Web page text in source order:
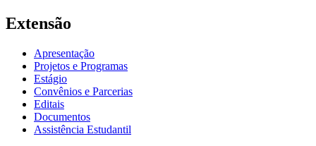
Extensão
Apresentação
Projetos e Programas
Estágio
Convênios e Parcerias
Editais
Documentos
Assistência Estudantil